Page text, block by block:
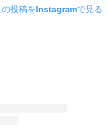
の投稿をInstagramで見る